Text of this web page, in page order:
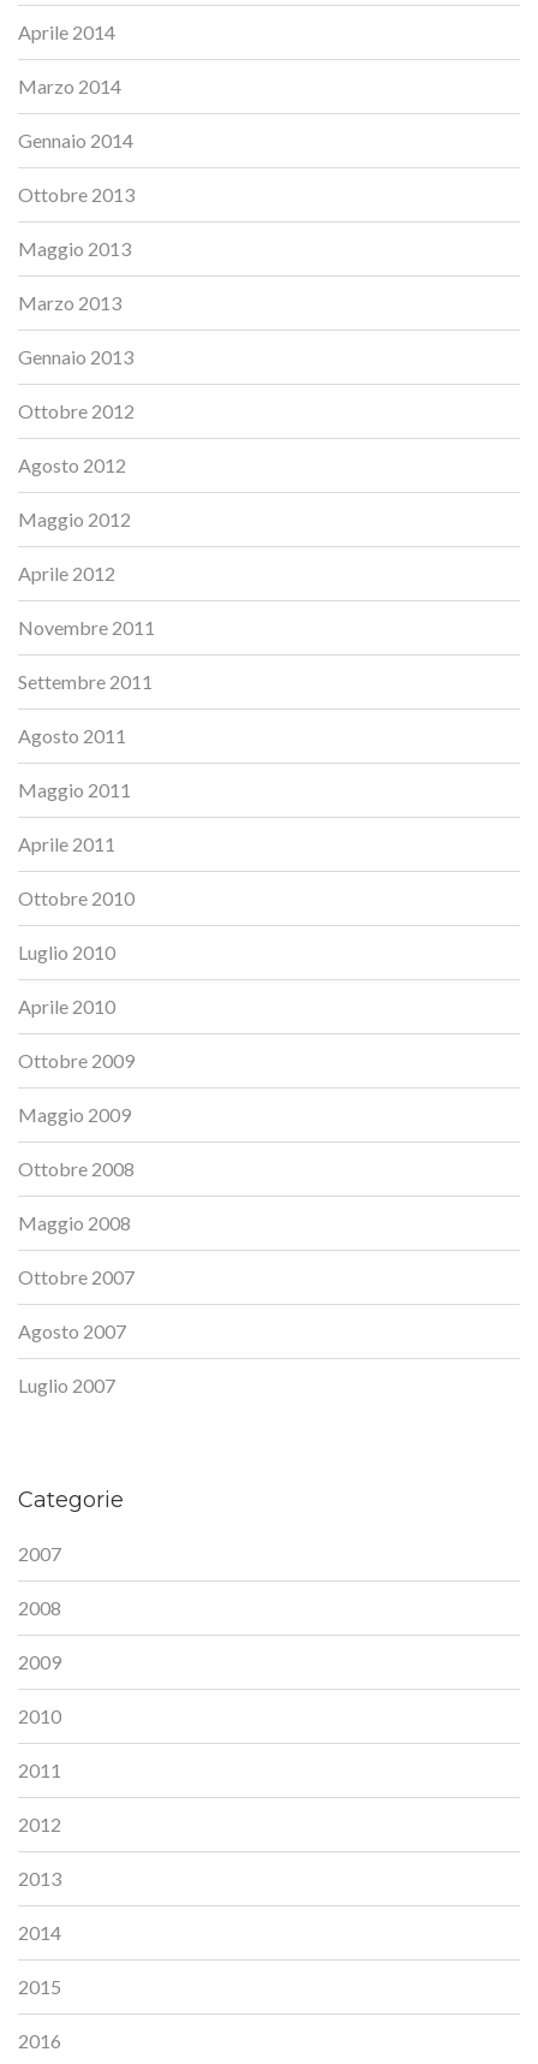
Aprile 2014
Marzo 2014
Gennaio 2014
Ottobre 2013
Maggio 2013
Marzo 2013
Gennaio 2013
Ottobre 2012
Agosto 2012
Maggio 2012
Aprile 2012
Novembre 2011
Settembre 2011
Agosto 2011
Maggio 2011
Aprile 2011
Ottobre 2010
Luglio 2010
Aprile 2010
Ottobre 2009
Maggio 2009
Ottobre 2008
Maggio 2008
Ottobre 2007
Agosto 2007
Luglio 2007
Categorie
2007
2008
2009
2010
2011
2012
2013
2014
2015
2016